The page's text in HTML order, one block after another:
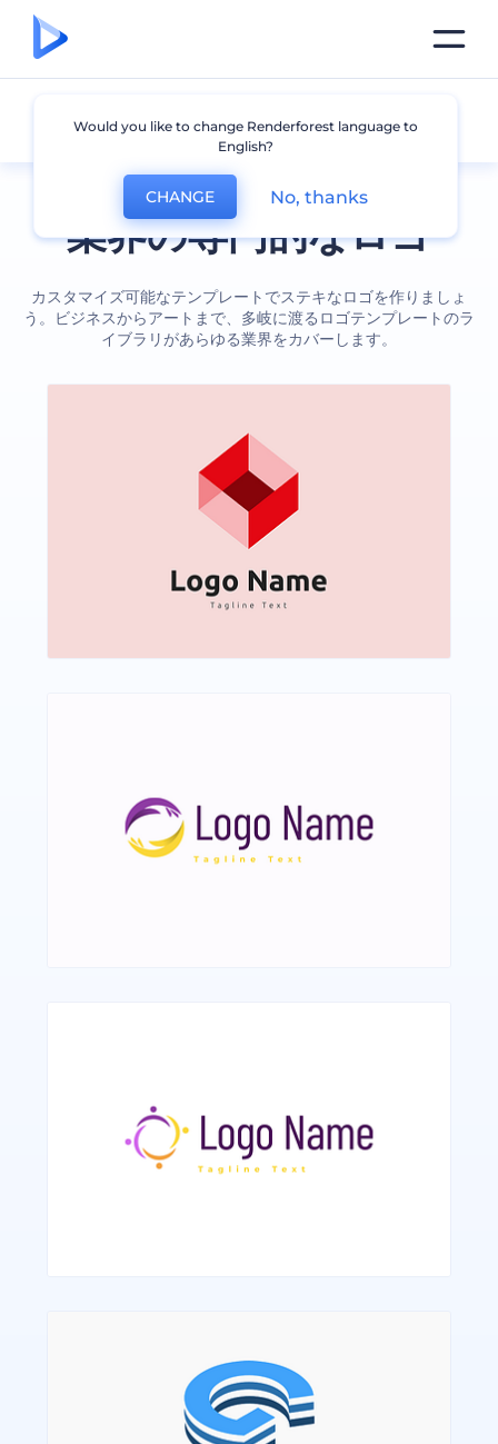
業界の専門的なロゴ
カスタマイズ可能なテンプレートでステキなロゴを作りましょ
う。ビジネスからアートまで、多岐に渡るロゴテンプレートのラ
イブラリがあらゆる業界をカバーします。
企業
Would you like to change Renderforest language to
English?
CHANGE No, thanks